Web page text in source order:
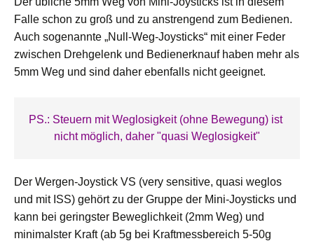
Falle schon zu groß und zu anstrengend zum Bedienen.
Auch sogenannte „Null-Weg-Joysticks“ mit einer Feder
zwischen Drehgelenk und Bedienerknauf haben mehr als
5mm Weg und sind daher ebenfalls nicht geeignet.
PS.: Steuern mit Weglosigkeit (ohne Bewegung) ist
nicht möglich, daher "quasi Weglosigkeit"
Der Wergen-Joystick VS (very sensitive, quasi weglos
und mit ISS) gehört zu der Gruppe der Mini-Joysticks und
kann bei geringster Beweglichkeit (2mm Weg) und
minimalster Kraft (ab 5g bei Kraftmessbereich 5-50g